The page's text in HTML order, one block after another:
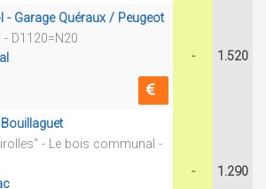
- Garage Quéraux / Peugeot
- D1120=N20
- 1.520
- Le bois communal -
- 1.290